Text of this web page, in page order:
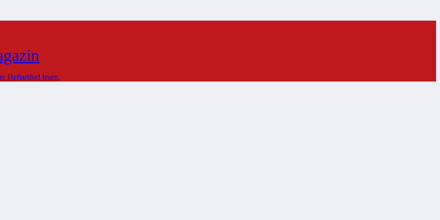
Heftartikel lesen.